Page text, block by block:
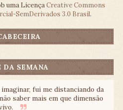
uma LicençaCreative Commons
SemDerivados 3.0 Brasil.
DA SEMANA
fui me distanciando da
saber mais em que dimensão